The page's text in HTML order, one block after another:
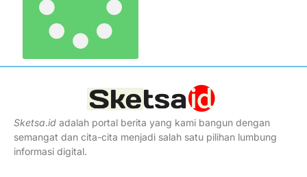
Sketsa.id adalah portal berita yang kami bangun dengan
semangat dan cita-cita menjadi salah satu pilihan lumbung
informasi digital.